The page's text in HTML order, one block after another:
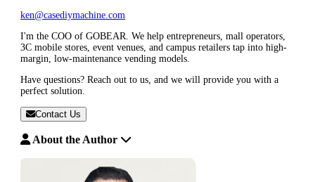
ken@casediymachine.com
I'm the COO of GOBEAR. We help entrepreneurs, mall operators,
3C mobile stores, event venues, and campus retailers tap into high-
margin, low-maintenance vending models.
Have questions? Reach out to us, and we will provide you with a
perfect solution.
Contact Us
About the Author